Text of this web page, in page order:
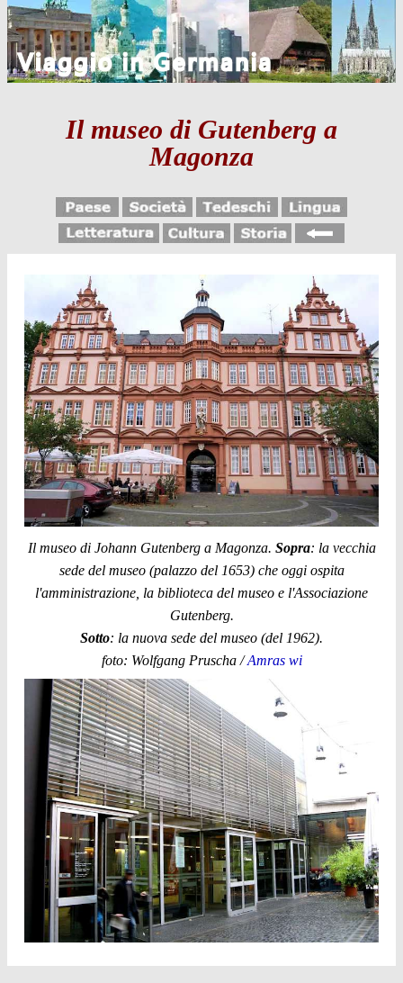
Il museo di Gutenberg a
Magonza
Il museo di Johann Gutenberg a Magonza. Sopra: la vecchia
sede del museo (palazzo del 1653) che oggi ospita
l'amministrazione, la biblioteca del museo e l'Associazione
Gutenberg.
Sotto: la nuova sede del museo (del 1962).
foto: Wolfgang Pruscha /Amras wi